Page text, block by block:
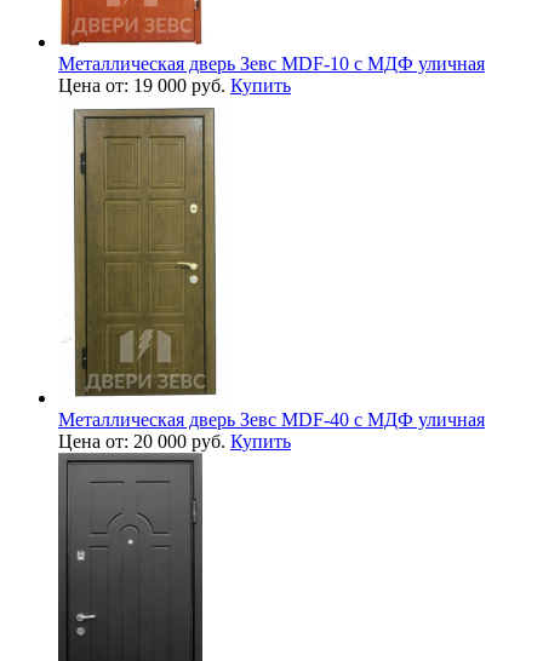
Металлическая дверь Зевс MDF-10 с МДФ уличная
Цена от: 19 000 руб. Купить
Металлическая дверь Зевс MDF-40 с МДФ уличная
Цена от: 20 000 руб. Купить